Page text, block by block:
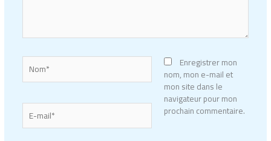
Nom*
E-
mail*
Enregistrer mon
nom, mon e-mail et
mon site dans le
navigateur pour mon
prochain commentaire.